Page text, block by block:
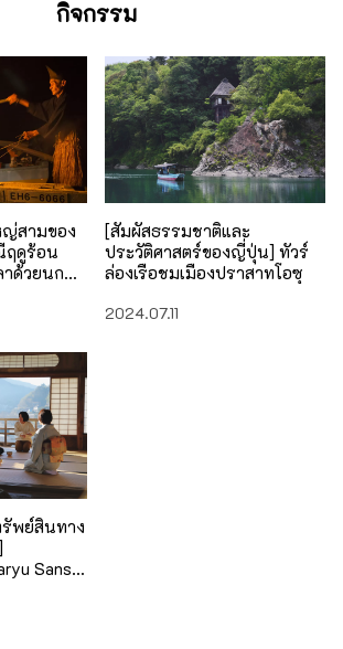
กิจกรรม
สามของ
ฤดูร้อน
ด้วยนก
[สัมผัสธรรมชาติและ
ประวัติศาสตร์ของญี่ปุ่น] ทัวร์
ล่องเรือชมเมืองปราสาทโอซุ
2024.07.11
รัพย์สินทาง
Sanso